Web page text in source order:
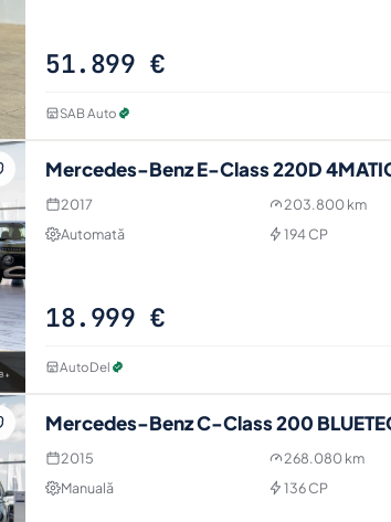
51.899 €
SAB Auto
Mercedes-Benz E-Class 220D
2017 203.800 km
Automată
194 CP
18.999 €
AutoDel
Mercedes-Benz C-Class 200
2015 268.080 km
Manuală
136 CP